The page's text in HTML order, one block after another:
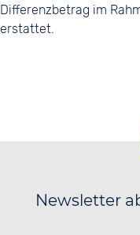
Differenzbetrag im
erstattet.
Newsletter